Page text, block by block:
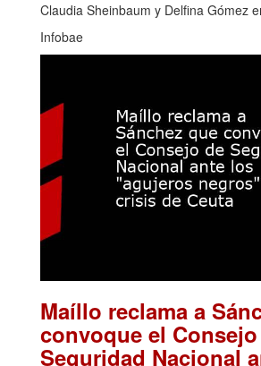
Claudia Sheinbaum y Delfina Gómez
Infobae
Maíllo reclama a
convoque el
Seguridad Nacional